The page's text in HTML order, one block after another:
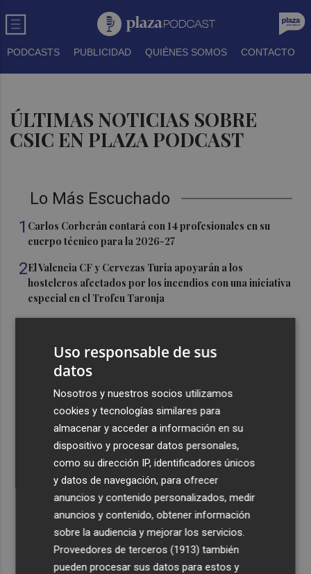
PODCASTS PUBLICIDAD QUIÉNES SOMOS CONTACTO
ÚLTIMAS NOTICIAS SOBRE
CSIC EN PLAZA PODCAST
Lo Más Escuchado
1 Carlos Corberán contará con 14 profesionales en su
cuerpo técnico para la 2026-27
2El Valencia CF y Cervezas Turia apoyarán a los
hosteleros afectados por los incendios con una iniciativa
especial en el Trofeu Taronja
El PSPV de Benidorm replica a la Generalitat sobre
ante una situación declarada ilegal"
El transporte urbano por autobús aumenta un 1,9% en
junio en Comunitat Valenciana hasta los 17,4 millones
Recibe toda la actualidad de
Plaza Podcast en tu correo
Uso responsable de sus
datos
Nosotros y nuestros socios utilizamos
cookies y tecnologías similares para
almacenar y acceder a información en su
dispositivo y procesar datos personales,
como su dirección IP, identificadores únicos
y datos de navegación, para ofrecer
anuncios y contenido personalizados, medir
anuncios y contenido, obtener información
sobre la audiencia y mejorar los servicios.
Proveedores de terceros (1913) también
pueden procesar sus datos para estos y